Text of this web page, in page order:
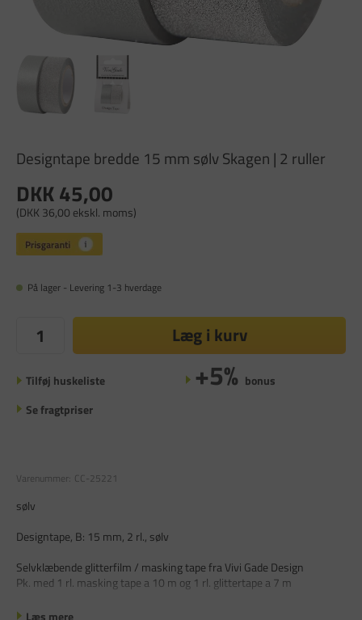
Designtape bredde 15 mm sølv Skagen | 2 ruller
DKK 45,00
(DKK 36,00 ekskl. moms)
På lager - Levering 1-3 hverdage
Læg i kurv
Tilføj huskeliste +5% bonus
Se fragtpriser
Varenummer: CC-25221
sølv
Designtape, B: 15 mm, 2 rl., sølv
Selvklæbende glitterfilm / masking tape fra Vivi Gade Design
Pk. med 1 rl. masking tape a 10 m og 1 rl. glittertape a 7 m
Læs mere